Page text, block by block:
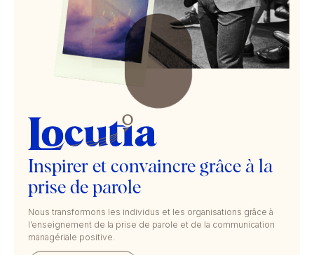
Inspirer et convaincre grâce à la
prise de parole
Nous transformons les individus et les organisations grâce à
l’enseignement de la prise de parole et de la communication
managériale positive.